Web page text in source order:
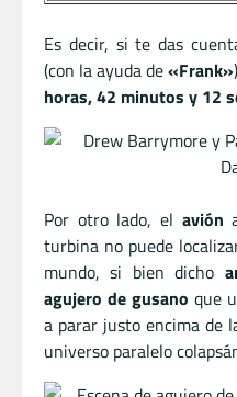
Es decir, si te das
(con la ayuda de«Frank»
horas, 42 minutos y 12
Por otro lado, el avión
turbina no puede
mundo, si bien dicho
agujero de gusano que
a parar justo encima de
universo paralelo